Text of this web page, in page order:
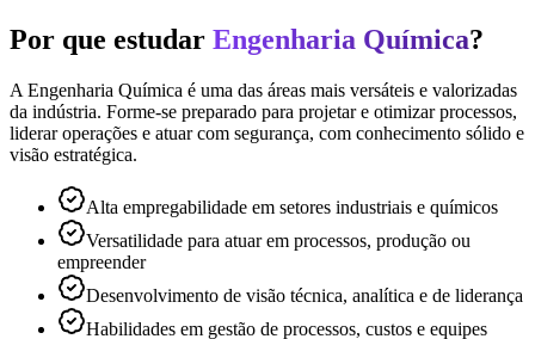
Por que estudar Engenharia Química?
A Engenharia Química é uma das áreas mais versáteis e valorizadas
da indústria. Forme-se preparado para projetar e otimizar processos,
liderar operações e atuar com segurança, com conhecimento sólido e
visão estratégica.
Alta empregabilidade em setores industriais e químicos
Versatilidade para atuar em processos, produção ou
empreender
Desenvolvimento de visão técnica, analítica e de liderança
Habilidades em gestão de processos, custos e equipes